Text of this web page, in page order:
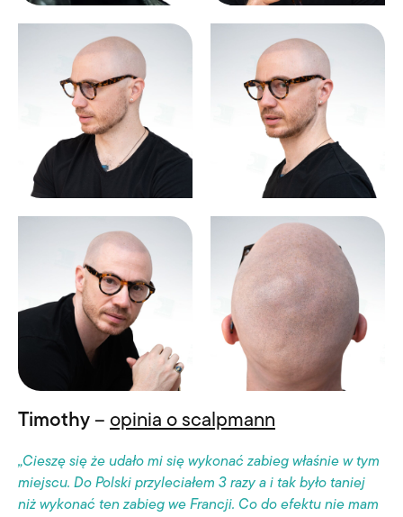
Timothy – opinia o scalpmann
„Cieszę się że udało mi się wykonać zabieg właśnie w tym
miejscu. Do Polski przyleciałem 3 razy a i tak było taniej
niż wykonać ten zabieg we Francji. Co do efektu nie mam